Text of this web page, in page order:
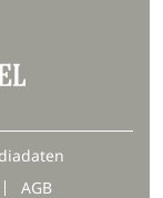
AGB